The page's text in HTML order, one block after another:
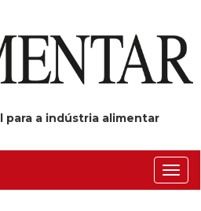
para a indústria alimentar